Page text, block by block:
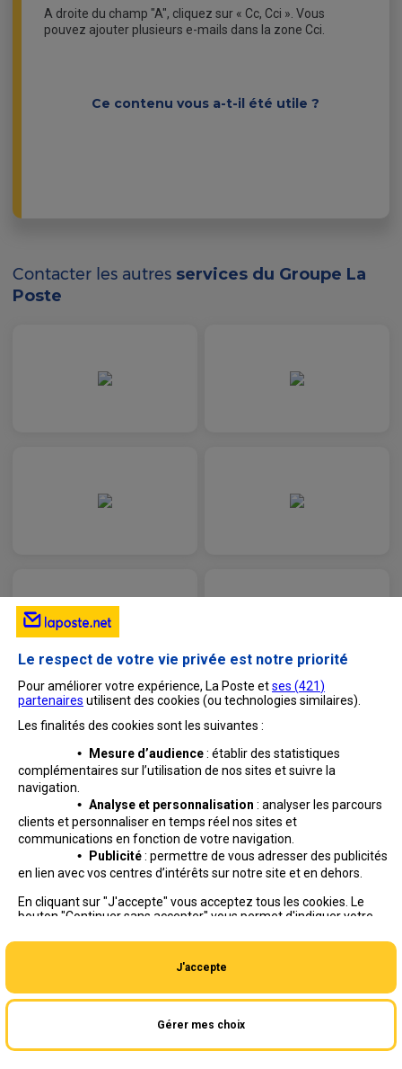
A droite du champ "A", cliquez sur « Cc, Cci ». Vous
pouvez ajouter plusieurs e-mails dans la zone Cci.
Ce contenu vous a-t-il été utile ?
Contacter les autres services du Groupe La
Poste
La Poste Groupe La Poste recrute
Le respect de votre vie privée est notre priorité
Pour améliorer votre expérience, La Poste etses (421)
partenaires utilisent des cookies (ou technologies similaires).
Les finalités des cookies sont les suivantes :
•
Mesure d’audience: établir des statistiques
complémentaires sur l’utilisation de nos sites et suivre la
navigation.
•Analyse et personnalisation : analyser les parcours
clients et personnaliser en temps réel nos sites et
communications en fonction de votre navigation.
•
Publicité: permettre de vous adresser des publicités
en lien avec vos centres d’intérêts sur notre site et en dehors.
En cliquant sur "J'accepte" vous acceptez tous les cookies. Le
bouton "Continuer sans accepter" vous permet d'indiquer votre
seront déposés. Vous pouvez modifier vos choix à tout moment
ou obtenir plus d'informations via
J'accepte
Gérer mes choix